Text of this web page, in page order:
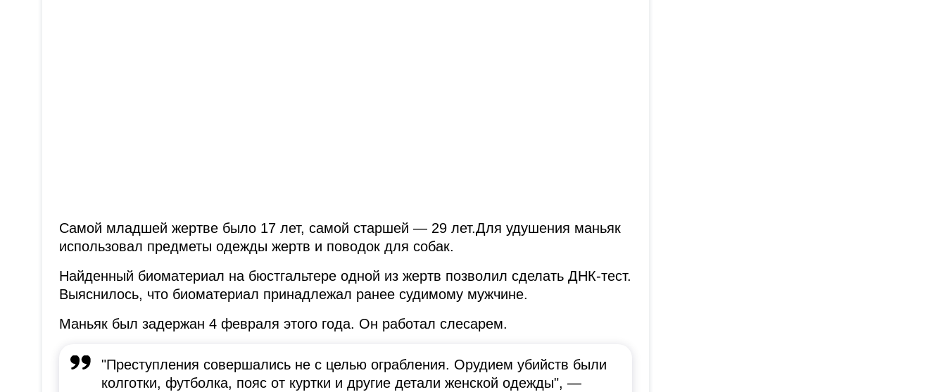
Самой младшей жертве было 17 лет, самой старшей — 29 лет.Для удушения маньяк
использовал предметы одежды жертв и поводок для собак.
Найденный биоматериал на бюстгальтере одной из жертв позволил сделать ДНК-тест.
Выяснилось, что биоматериал принадлежал ранее судимому мужчине.
Маньяк был задержан 4 февраля этого года. Он работал слесарем.
"Преступления совершались не с целью ограбления. Орудием убийств были
колготки, футболка, пояс от куртки и другие детали женской одежды", —